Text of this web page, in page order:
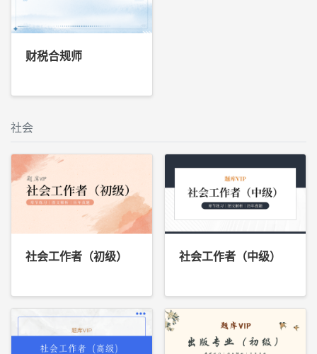
财税合规师
社会
社会工作者（初级） 社会工作者（中级）